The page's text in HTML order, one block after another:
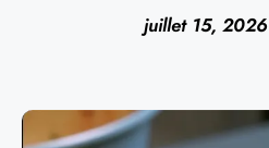
juillet 15, 2026